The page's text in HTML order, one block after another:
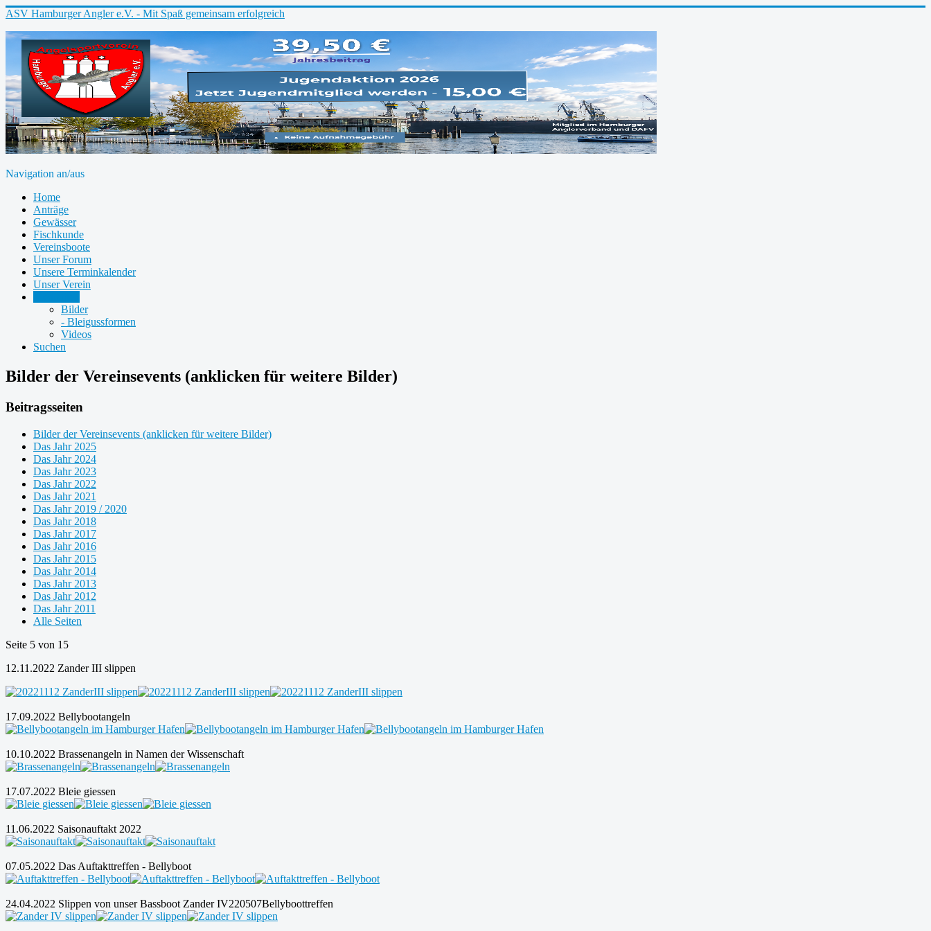
ASV Hamburger Angler e.V. - Mit Spaß gemeinsam erfolgreich
Navigation an/aus
Home
Anträge
Gewässer
Fischkunde
Vereinsboote
Unser Forum
Unsere Terminkalender
Unser Verein
Bilder
- Bleigussformen
Videos
Suchen
Bilder der Vereinsevents (anklicken für weitere Bilder)
Beitragsseiten
Bilder der Vereinsevents (anklicken für weitere Bilder)
Das Jahr 2025
Das Jahr 2024
Das Jahr 2023
Das Jahr 2022
Das Jahr 2021
Das Jahr 2019 / 2020
Das Jahr 2018
Das Jahr 2017
Das Jahr 2016
Das Jahr 2015
Das Jahr 2014
Das Jahr 2013
Das Jahr 2012
Das Jahr 2011
Alle Seiten
Seite 5 von 15
12.11.2022 Zander III slippen
17.09.2022 Bellybootangeln
10.10.2022 Brassenangeln in Namen der Wissenschaft
17.07.2022 Bleie giessen
11.06.2022 Saisonauftakt 2022
07.05.2022 Das Auftakttreffen - Bellyboot
24.04.2022 Slippen von unser Bassboot Zander IV220507Bellyboottreffen